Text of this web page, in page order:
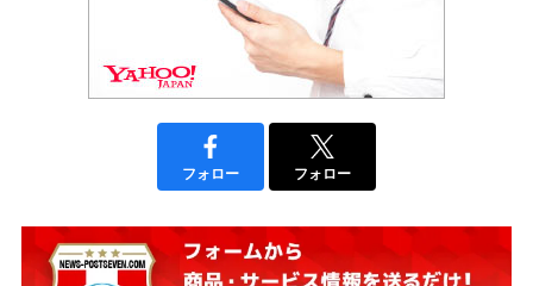
フォロー フォロー